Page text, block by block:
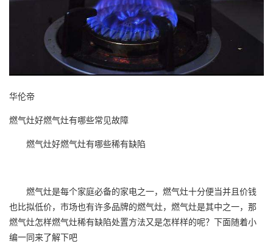
华伦帝
燃气灶好燃气灶有哪些常见故障
燃气灶好燃气灶有哪些稀有缺陷
燃气灶是每个家庭必备的家电之一，燃气灶十分便当并且价钱
也比拟低价，市场也有许多品牌的燃气灶，燃气灶是其中之一，那
燃气灶怎样燃气灶稀有缺陷处置方法又是怎样样的呢？下面随着小
编一同来了解下吧